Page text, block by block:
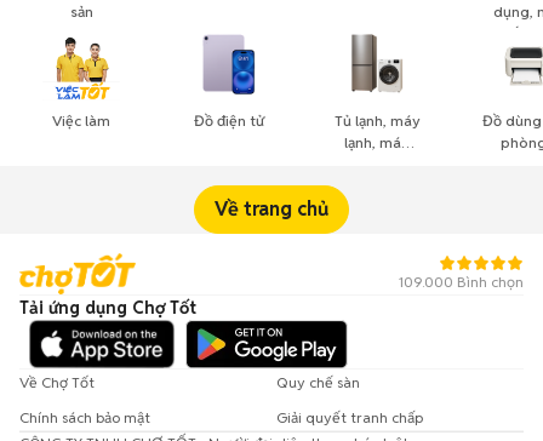
sản
Việc làm Đồ điện tử
Tủ lạnh, máy
lạnh, máy
dụng,
thất,
cảnh
Đồ dùng
Về trang chủ
109.000 Bình chọn
Tải ứng dụng Chợ Tốt
Về Chợ Tốt
Quy chế sàn
Chính sách bảo mật
Giải quyết tranh chấp